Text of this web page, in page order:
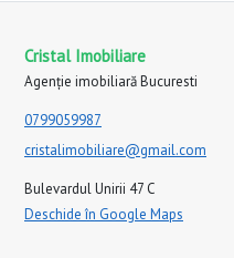
Cristal Imobiliare
Agenție imobiliară Bucuresti
0799059987
cristalimobiliare@gmail.com
Bulevardul Unirii 47 C
Deschide în Google Maps